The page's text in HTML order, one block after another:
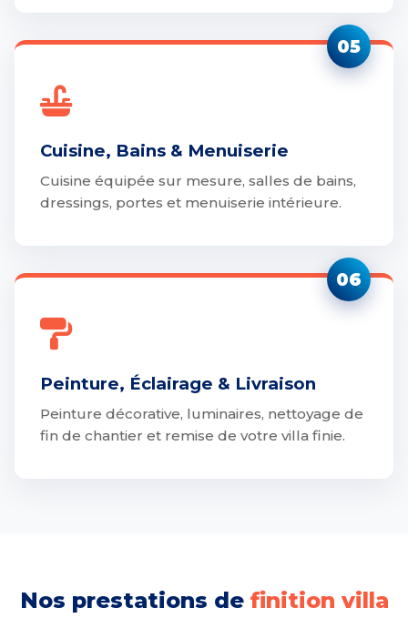
05
Cuisine, Bains & Menuiserie
Cuisine équipée sur mesure, salles de bains,
dressings, portes et menuiserie intérieure.
06
Peinture, Éclairage & Livraison
Peinture décorative, luminaires, nettoyage de
fin de chantier et remise de votre villa finie.
Nos prestations de finition villa